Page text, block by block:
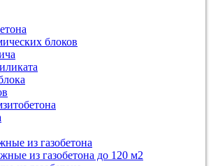
блоков
из газобетона
из газобетона до 120 м2